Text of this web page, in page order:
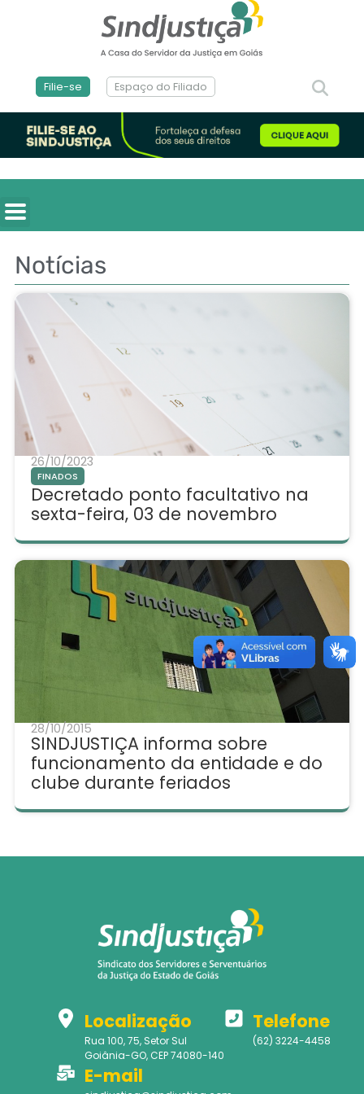
Filie-se Espaço do Filiado
Notícias
26/10/2023
FINADOS
Decretado ponto facultativo na
sexta-feira, 03 de novembro
28/10/2015
SINDJUSTIÇA informa sobre
funcionamento da entidade e do
clube durante feriados
Localização
Rua 100, 75, Setor Sul
Goiânia-GO, CEP 74080-140
Telefone
(62) 3224-4458
E-mail